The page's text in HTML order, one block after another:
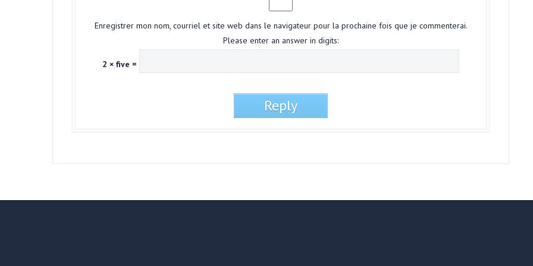
Enregistrer mon nom, courriel et site web dans le navigateur pour la prochaine fois que je commenterai.
Please enter an answer in digits:
2 × five =